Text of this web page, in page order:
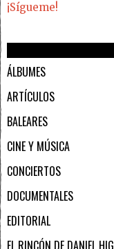
¡Sígueme!
ÁLBUMES
ARTÍCULOS
BALEARES
CINE Y MÚSICA
CONCIERTOS
DOCUMENTALES
EDITORIAL